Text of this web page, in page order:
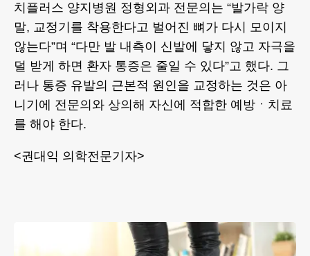
치플러스 양지병원 정형외과 전문의는 “발가락 양
말, 교정기를 착용한다고 벌어진 뼈가 다시 모이지
않는다”며 “다만 발 내측이 신발에 닿지 않고 자극을
덜 받게 하면 환자 통증은 줄일 수 있다”고 했다. 그
러나 통증 유발의 근본적 원인을 교정하는 것은 아
니기에 전문의와 상의해 자신에 적합한 예방ㆍ치료
를 해야 한다.
<권대익 의학전문기자>